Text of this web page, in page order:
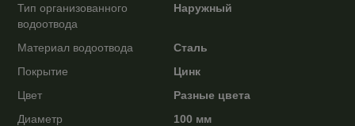
Тип организованного
водоотвода
Наружный
Материал водоотвода
Сталь
Покрытие
Цинк
Цвет
Разные цвета
Диаметр
100 мм